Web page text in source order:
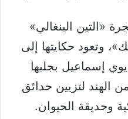
«التين البنغالي»
وتعود حكايتها إلى
إسماعيل بجلبها
الهند لتزيين حدائق
وحديقة الحيوان.